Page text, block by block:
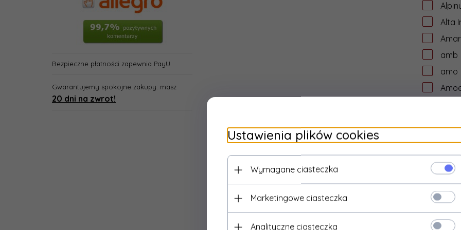
Bezpieczne płatności zapewnia PayU
Gwarantujemy spokojne zakupy: masz
20 dni na zwrot!
Alta
amb
amo
anv
Any
APS
Ustawienia plików cookies
Wymagane ciasteczka
Marketingowe ciasteczka
Analityczne ciasteczka